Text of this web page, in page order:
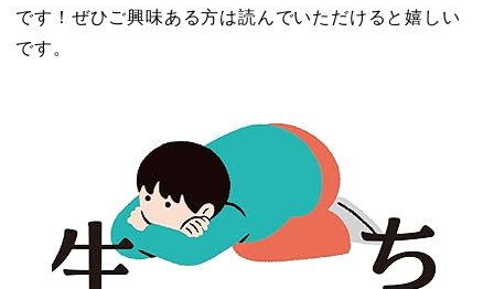
です！ぜひご興味ある方は読んでいただけると嬉しい
です。